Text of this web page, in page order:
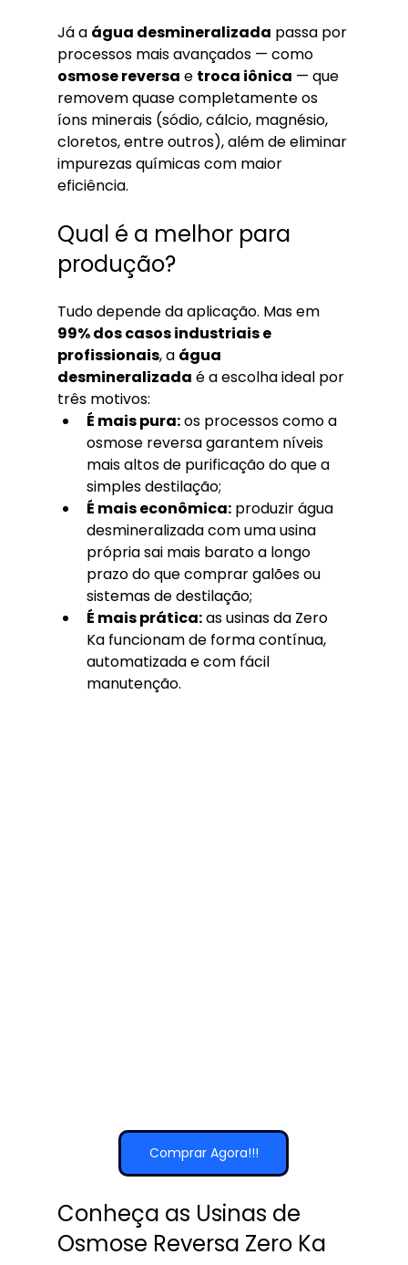
Já a água desmineralizada passa por
processos mais avançados — como
osmose reversa e troca iônica — que
removem quase completamente os
íons minerais (sódio, cálcio, magnésio,
cloretos, entre outros), além de eliminar
impurezas químicas com maior
eficiência.
Qual é a melhor para
produção?
Tudo depende da aplicação. Mas em
99% dos casos industriais e
profissionais, a água
desmineralizada é a escolha ideal por
três motivos:
É mais pura: os processos como a
osmose reversa garantem níveis
mais altos de purificação do que a
simples destilação;
É mais econômica: produzir água
desmineralizada com uma usina
própria sai mais barato a longo
prazo do que comprar galões ou
sistemas de destilação;
É mais prática: as usinas da Zero
Ka funcionam de forma contínua,
automatizada e com fácil
manutenção.
Comprar Agora!!!
Conheça as Usinas de
Osmose Reversa Zero Ka